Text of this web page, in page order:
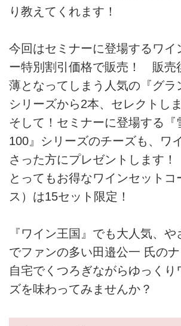
り教えてくれます！
今回はセミナーに登場するワイ
ー特別割引価格で販売！ 販売
薄となってしまう人気の『グラ
シリーズから2本、セレクトしま
そして！セミナーに登場する『
100』シリーズのチーズも、ワ
さった方にプレゼントします！
とってもお得なワインセットコ
ス）は15セット限定！
『ワイン王国』でも大人気、や
でファンの多い田邉公一 氏のナ
自宅でくつろぎながらゆっくり
ズを味わってみませんか？